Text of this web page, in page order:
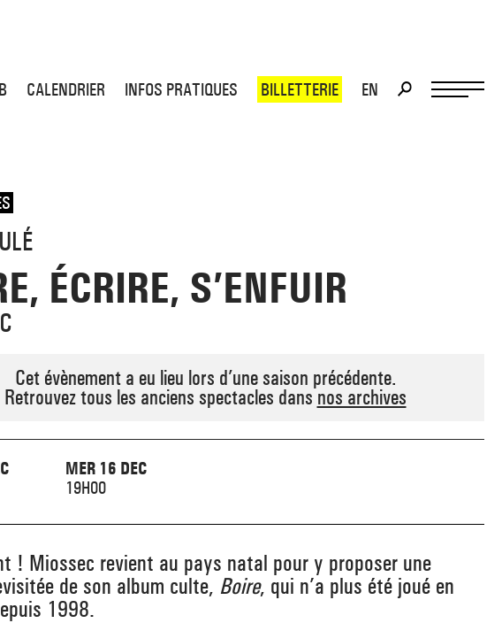
CALENDRIER INFOS PRATIQUES BILLETTERIE EN
ÉCRIRE, S’ENFUIR
Cet évènement a eu lieu lors d’une saison précédente.
Retrouvez tous les anciens spectacles dansnos archives
MER 16 DEC
19H00
! Miossec revient au pays natal pour y proposer une
de son album culte, Boire, qui n’a plus été joué en
1998.